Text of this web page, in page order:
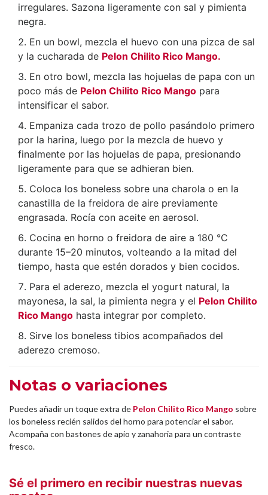
irregulares. Sazona ligeramente con sal y pimienta
negra.
En un bowl, mezcla el huevo con una pizca de sal
y la cucharada de Pelon Chilito Rico Mango.
En otro bowl, mezcla las hojuelas de papa con un
poco más de Pelon Chilito Rico Mango para
intensificar el sabor.
Empaniza cada trozo de pollo pasándolo primero
por la harina, luego por la mezcla de huevo y
finalmente por las hojuelas de papa, presionando
ligeramente para que se adhieran bien.
Coloca los boneless sobre una charola o en la
canastilla de la freidora de aire previamente
engrasada. Rocía con aceite en aerosol.
Cocina en horno o freidora de aire a 180 °C
durante 15–20 minutos, volteando a la mitad del
tiempo, hasta que estén dorados y bien cocidos.
Para el aderezo, mezcla el yogurt natural, la
mayonesa, la sal, la pimienta negra y el Pelon Chilito
Rico Mango hasta integrar por completo.
Sirve los boneless tibios acompañados del
aderezo cremoso.
Notas o variaciones
Puedes añadir un toque extra de Pelon Chilito Rico Mango sobre
los boneless recién salidos del horno para potenciar el sabor.
Acompaña con bastones de apio y zanahoria para un contraste
fresco.
Sé el primero en recibir nuestras nuevas